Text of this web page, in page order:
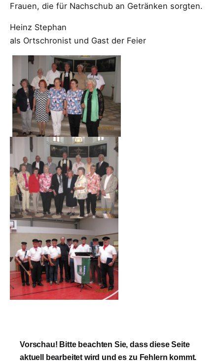
Frauen, die für Nachschub an Getränken sorgten.
Heinz Stephan
als Ortschronist und Gast der Feier
Vorschau! Bitte beachten Sie, dass diese Seite
aktuell bearbeitet wird und es zu Fehlern kommt.